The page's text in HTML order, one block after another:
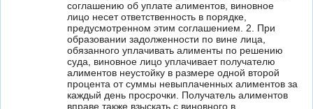
соглашению об уплате алиментов, виновное
лицо несет ответственность в порядке,
предусмотренном этим соглашением. 2. При
образовании задолженности по вине лица,
обязанного уплачивать алименты по решению
суда, виновное лицо уплачивает получателю
алиментов неустойку в размере одной второй
процента от суммы невыплаченных алиментов за
каждый день просрочки. Получатель алиментов
вправе также взыскать с виновного в